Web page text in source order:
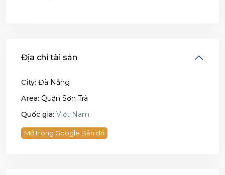
Địa chỉ tài sản
City: Đà Nẵng
Area: Quận Sơn Trà
Quốc gia: Việt Nam
Mở trong Google Bản đồ